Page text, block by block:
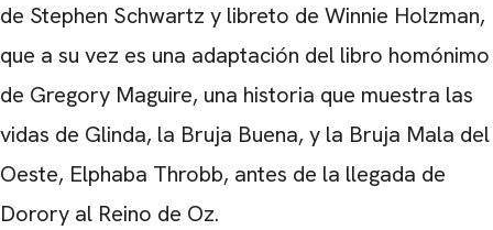
de Stephen Schwartz y libreto de Winnie Holzman,
que a su vez es una adaptación del libro homónimo
de Gregory Maguire, una historia que muestra las
vidas de Glinda, la Bruja Buena, y la Bruja Mala del
Oeste, Elphaba Throbb, antes de la llegada de
Dorory al Reino de Oz.